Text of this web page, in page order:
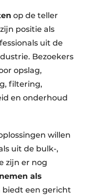
op de teller
positie als
uit de
Bezoekers
opslag,
filtering,
en onderhoud
willen
uit de bulk-,
zijn er nog
als
biedt een gericht